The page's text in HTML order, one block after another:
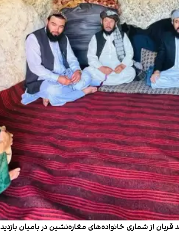
از شماری خانواده‌های مغاره‌نشین در بامیان